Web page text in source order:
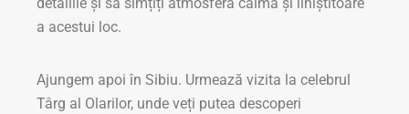
a acestui loc.
Ajungem apoi în Sibiu. Urmează vizita la celebrul
Târg al Olarilor, unde veți putea descoperi